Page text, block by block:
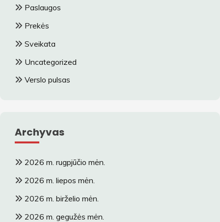
Paslaugos
Prekės
Sveikata
Uncategorized
Verslo pulsas
Archyvas
2026 m. rugpjūčio mėn.
2026 m. liepos mėn.
2026 m. birželio mėn.
2026 m. gegužės mėn.